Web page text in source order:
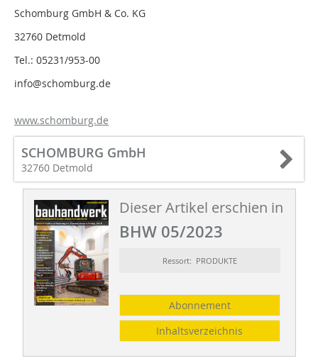
Schomburg GmbH & Co. KG
32760 Detmold
Tel.: 05231/953-00
info@schomburg.de
www.schomburg.de
SCHOMBURG GmbH
32760 Detmold
Dieser Artikel erschien in
BHW 05/2023
Ressort: PRODUKTE
Abonnement
Inhaltsverzeichnis